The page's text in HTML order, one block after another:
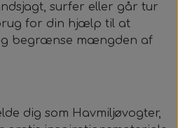
Elastik
Til Brug
& Mono
surfer eller går tur
for din hjælp til at
begrænse mængden af
dig som Havmiljøvogter,